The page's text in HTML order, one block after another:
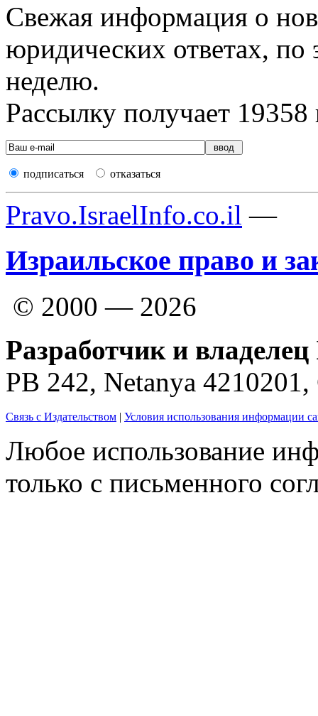
Свежая информация о
юридических ответах, по
неделю.
Рассылку получает 19358
подписаться отказаться
Pravo.IsraelInfo.co.il —
Израильское право и
© 2000 — 2026
Разработчик и
PB 242, Netanya
Связь с Издательством | Условия использования информации
Любое использование
только с письменного